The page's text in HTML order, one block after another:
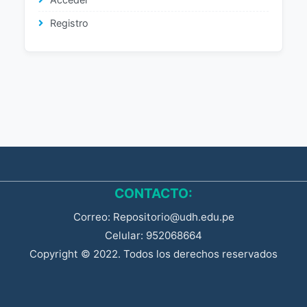
Registro
CONTACTO:
Correo: Repositorio@udh.edu.pe
Celular: 952068664
Copyright © 2022. Todos los derechos reservados